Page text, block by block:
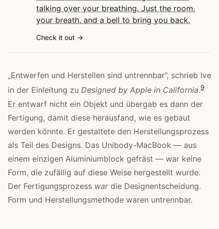
talking over your breathing. Just the room,
your breath, and a bell to bring you back.
Check it out
„Entwerfen und Herstellen sind untrennbar”, schrieb Ive
in der Einleitung zu Designed by Apple in California.9
Er entwarf nicht ein Objekt und übergab es dann der
Fertigung, damit diese herausfand, wie es gebaut
werden könnte. Er gestaltete den Herstellungsprozess
als Teil des Designs. Das Unibody-MacBook — aus
einem einzigen Aluminiumblock gefräst — war keine
Form, die zufällig auf diese Weise hergestellt wurde.
Der Fertigungsprozess wardie Designentscheidung.
Form und Herstellungsmethode waren untrennbar.